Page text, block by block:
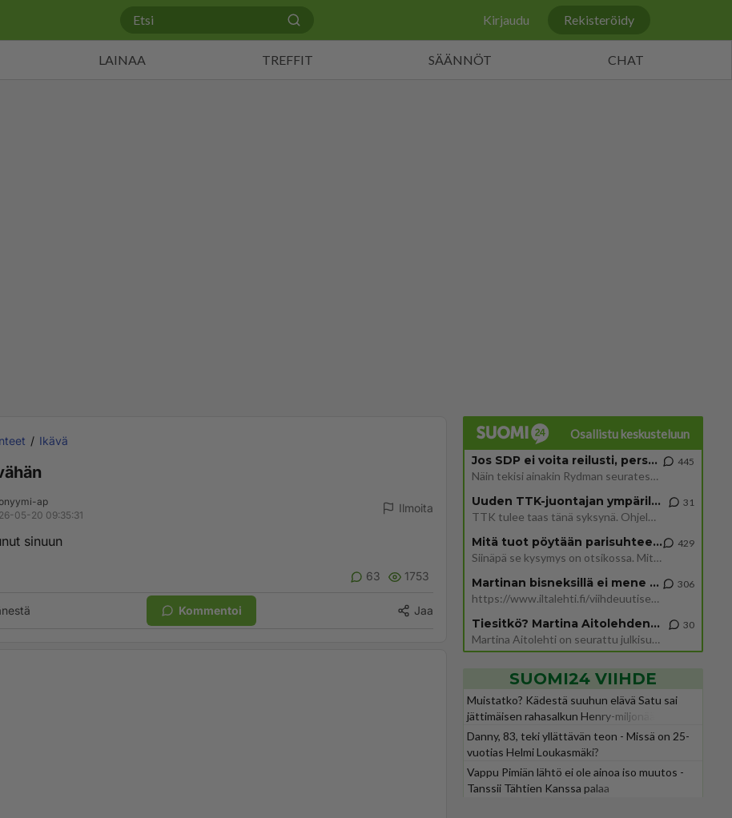
Kirjaudu Rekisteröidy
LAINAA TREFFIT SÄÄNNÖT CHAT
Ikävä
ap
05-20 09:35:31
Ilmoita
sinuun
63 1753
Kommentoi Jaa
Osallistu keskusteluun
Jos SDP ei voita reilusti, persut kumoavat demokratian Suomesta
Näin tekisi ainakin Rydman seuratessaan idolinsa Trumpin mallia https://www.is.fi/politiikka/art-2000012187244.html
445
Uuden TTK-juontajan ympärillä epätietoisuus sakenee - Nyt MTV hämmentää soppaa
TTK tulee taas tänä syksynä. Ohjelman uudet tähtioppilaat julkistetaan torstaina 6. elokuuta klo 14 alkavassa lehdistö
31
Mitä tuot pöytään parisuhteessa?
Siinäpä se kysymys on otsikossa. Mitäpä siis tuot/toisit pöytään parisuhteessa? Oletko mies vai nainen? Koetko sen mitä
429
Martinan bisneksillä ei mene hyvin
https://www.iltalehti.fi/viihdeuutiset/a/c46da6ab-340f-4790-aaa7-0865eed2336 Yrityksen konkurssihakemus on tullut kärä
306
Tiesitkö? Martina Aitolehden isäpuoli on tämä suosittu laulaja
Martina Aitolehti on seurattu julkisuuden henkilö. Lähipiiriin mahtuu muitakin tunnettuja henkilöitä. Tiesitkö, että Ma
30
SUOMI24 VIIHDE
Muistatko? Kädestä suuhun elävä Satu sai
jättimäisen rahasalkun Henry-miljonääriltä
Danny, 83, teki yllättävän teon - Missä on 25-
vuotias Helmi Loukasmäki?
Vappu Pimiän lähtö ei ole ainoa iso muutos -
Tanssii Tähtien Kanssa palaa